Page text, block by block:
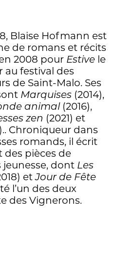
Blaise Hofmann est
de romans et récits
2008 pour Estive le
au festival des
de Saint-Malo. Ses
Marquises (2014),
animal (2016),
zen (2021) et
Chroniqueur dans
romands, il écrit
des pièces de
jeunesse, dont Les
etJour de Fête
l’un des deux
des Vignerons.